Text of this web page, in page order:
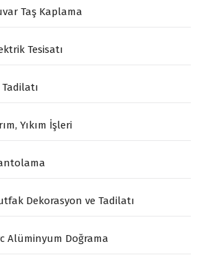
Taş Kaplama
Tesisatı
Yıkım İşleri
Dekorasyon ve Tadilatı
Alüminyum Doğrama